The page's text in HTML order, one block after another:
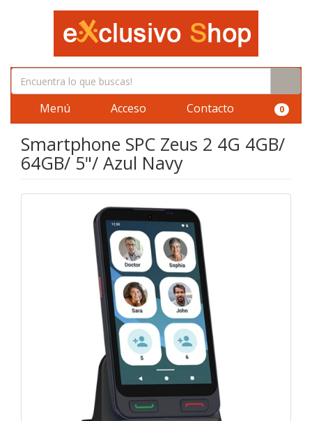
Menú Acceso Contacto 0
Smartphone SPC Zeus 2 4G 4GB/
64GB/ 5"/ Azul Navy